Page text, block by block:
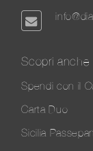
Scopri anche
Spendi con il
Carta Duo
Sicilia